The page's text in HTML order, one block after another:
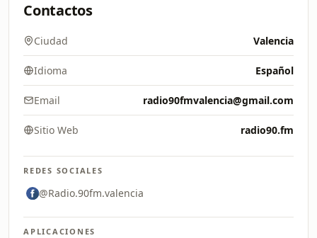
Contactos
Ciudad Valencia
Idioma Español
Email radio90fmvalencia@gmail.com
Sitio Web radio90.fm
REDES SOCIALES
@Radio.90fm.valencia
APLICACIONES